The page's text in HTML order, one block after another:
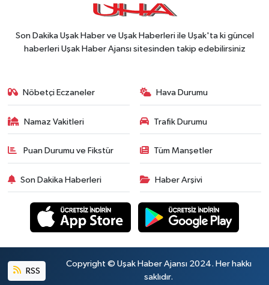
Son Dakika Uşak Haber ve Uşak Haberleri ile Uşak'ta ki güncel
haberleri Uşak Haber Ajansı sitesinden takip edebilirsiniz
Nöbetçi Eczaneler Hava Durumu
Namaz Vakitleri Trafik Durumu
Puan Durumu ve Fikstür Tüm Manşetler
Son Dakika Haberleri Haber Arşivi
RSS
Copyright © Uşak Haber Ajansı 2024. Her hakkı
saklıdır.